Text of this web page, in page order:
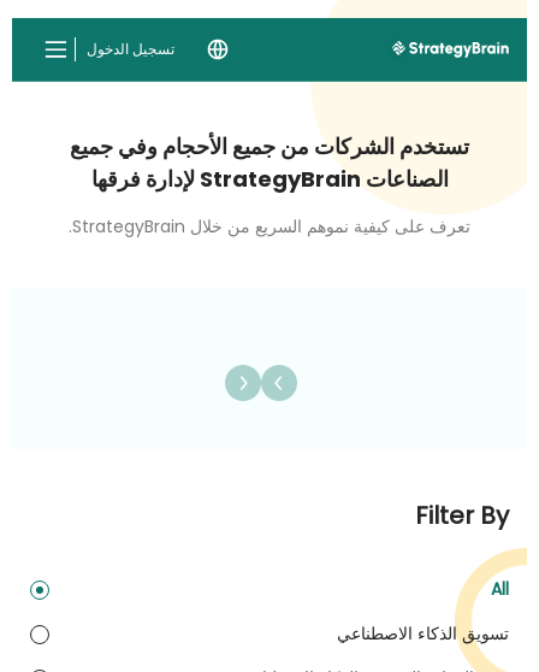
تسجيل الدخول
تستخدم الشركات من جميع الأحجام وفي جميع
الصناعات StrategyBrain لإدارة فرقها
تعرف على كيفية نموهم السريع من خلال StrategyBrain.
Filter By
All
تسويق الذكاء الاصطناعي